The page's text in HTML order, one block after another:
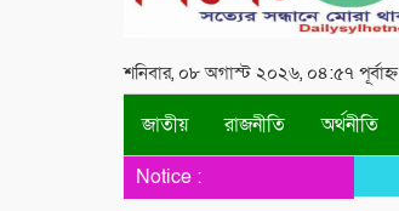
শনিবার, ০৮ অগাস্ট ২০২৬, ০৪:৫৭ পূর্বাহ্ন
জাতীয় রাজনীতি অর্থনীতি
Notice :